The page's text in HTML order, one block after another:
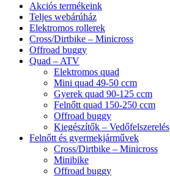
Akciós termékeink
Teljes webárúház
Elektromos rollerek
Cross/Dirtbike – Minicross
Offroad buggy
Quad – ATV
Elektromos quad
Mini quad 49-50 ccm
Gyerek quad 90-125 ccm
Felnőtt quad 150-250 ccm
Offroad buggy
Kiegészítők – Vedőfelszerelés
Felnőtt és gyermekjárművek
Cross/Dirtbike – Minicross
Minibike
Offroad buggy